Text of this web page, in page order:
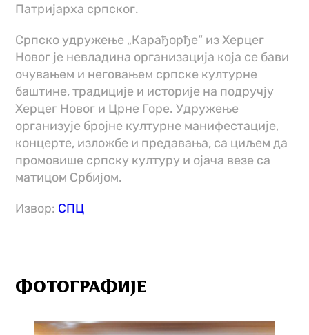
Патријарха српског.
Српско удружење „Карађорђе“ из Херцег
Новог је невладина организација која се бави
очувањем и неговањем српске културне
баштине, традиције и историје на подручју
Херцег Новог и Црне Горе. Удружење
организује бројне културне манифестације,
концерте, изложбе и предавања, са циљем да
промовише српску културу и ојача везе са
матицом Србијом.
Извор: СПЦ
ФОТОГРАФИЈЕ